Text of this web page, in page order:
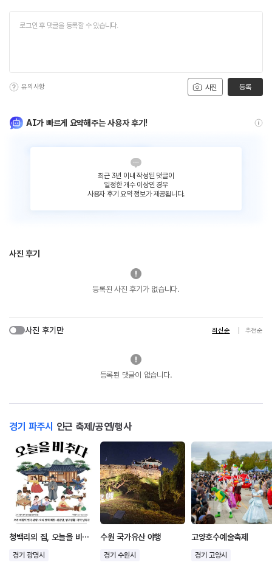
사진
유의사항 등록
AI가 빠르게 요약해주는 사용자 후기!
최근 3년 이내 작성된 댓글이
일정한 개수 이상인 경우
사용자 후기 요약 정보가 제공됩니다.
사진 후기
등록된 사진 후기가 없습니다.
사진 후기만 최신순 추천순
등록된 댓글이 없습니다.
경기 파주시 인근 축제/공연/행사
청백리의 집, 오늘을 비추다
경기 광명시
수원 국가유산 야행
경기 수원시
고양호수예술축제
경기 고양시